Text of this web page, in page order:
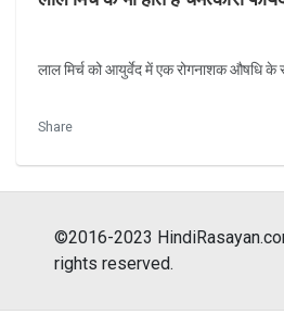
लाल मिर्च को आयुर्वेद में एक रोगनाशक औषधि के
Share
©2016-2023
rights reserved.